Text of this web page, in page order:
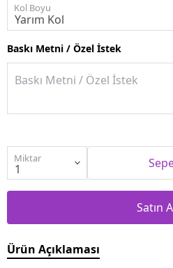
Kol Boyu
Baskı Metni / Özel İstek
Miktar
Satın
Ürün Açıklaması